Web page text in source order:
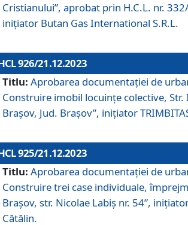
Cristianului”, aprobat prin H.C.L. nr.
inițiator Butan Gas International S.R.L.
926/21.12.2023
Titlu: Aprobarea documentaţiei de
Construire imobil locuințe colective, Str.
Brașov, Jud. Brașov”, inițiator
925/21.12.2023
Titlu: Aprobarea documentaţiei de
Construire trei case individuale,
Brașov, str. Nicolae Labiș nr. 54”,
Cătălin.